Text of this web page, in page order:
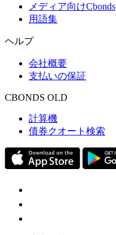
メディア向けCbonds
用語集
ヘルプ
会社概要
支払いの保証
CBONDS OLD
計算機
債券クオート検索